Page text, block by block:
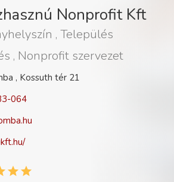
Nonprofit Kft
, Település
, Nonprofit szervezet
, Kossuth tér 21
064